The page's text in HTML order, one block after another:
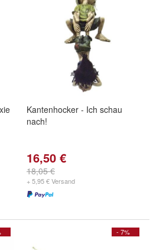
Kantenhocker - Ich schau
nach!
16,50 €
18,05 €
+ 5,95 € Versand
- 7%